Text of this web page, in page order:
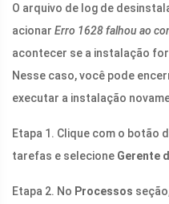
O arquivo de log de
acionar Erro 1628 falhou ao
acontecer se a instalação
Nesse caso, você pode
executar a instalação
Etapa 1. Clique com o botão
tarefas e selecione Gerente
Etapa 2. No Processos